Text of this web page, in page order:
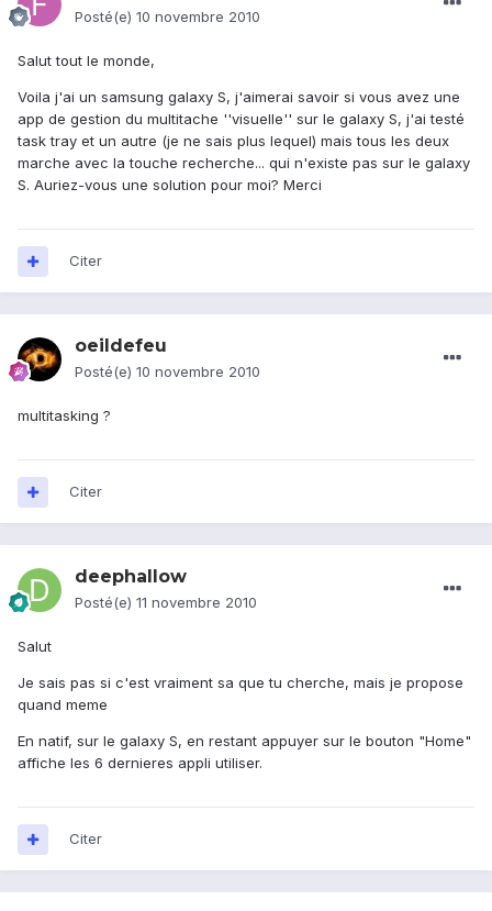
Posté(e) 10 novembre 2010
Salut tout le monde,
Voila j'ai un samsung galaxy S, j'aimerai savoir si vous avez une
app de gestion du multitache ''visuelle'' sur le galaxy S, j'ai testé
task tray et un autre (je ne sais plus lequel) mais tous les deux
marche avec la touche recherche... qui n'existe pas sur le galaxy
S. Auriez-vous une solution pour moi? Merci
Citer
oeildefeu
Posté(e) 10 novembre 2010
multitasking ?
Citer
deephallow
Posté(e) 11 novembre 2010
Salut
Je sais pas si c'est vraiment sa que tu cherche, mais je propose
quand meme
En natif, sur le galaxy S, en restant appuyer sur le bouton "Home"
affiche les 6 dernieres appli utiliser.
Citer